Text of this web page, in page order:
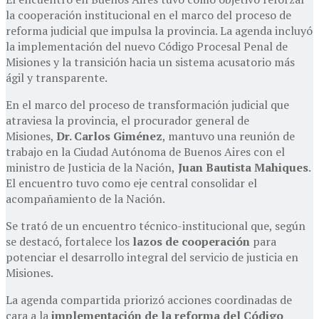
la cooperación institucional en el marco del proceso de
reforma judicial que impulsa la provincia. La agenda incluyó
la implementación del nuevo Código Procesal Penal de
Misiones y la transición hacia un sistema acusatorio más
ágil y transparente.
En el marco del proceso de transformación judicial que
atraviesa la provincia, el procurador general de
Misiones, Dr. Carlos Giménez, mantuvo una reunión de
trabajo en la Ciudad Autónoma de Buenos Aires con el
ministro de Justicia de la Nación, Juan Bautista Mahiques.
El encuentro tuvo como eje central consolidar el
acompañamiento de la Nación.
Se trató de un encuentro técnico-institucional que, según
se destacó, fortalece los lazos de cooperación para
potenciar el desarrollo integral del servicio de justicia en
Misiones.
La agenda compartida priorizó acciones coordinadas de
cara a la implementación de la reforma del Código